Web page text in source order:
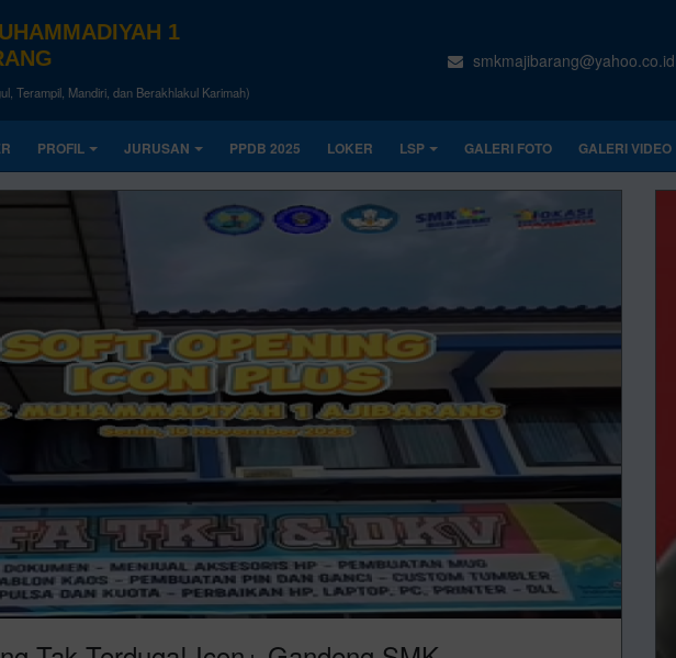
1
Terampil, Mandiri, dan Berakhlakul Karimah)
smkmajibarang@yahoo.co.id
PROFIL JURUSAN PPDB 2025 LOKER LSP GALERI FOTO GALERI VIDEO